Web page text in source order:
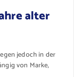
alter
jedoch in der
von Marke,